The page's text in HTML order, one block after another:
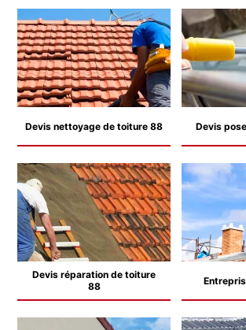
Devis nettoyage de toiture 88 Devis
Devis réparation de toiture
88